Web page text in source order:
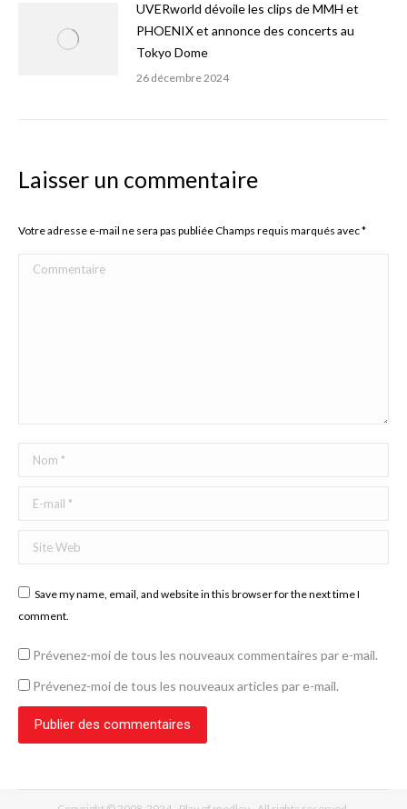
UVERworld dévoile les clips de MMH et
PHOENIX et annonce des concerts au
Tokyo Dome
26 décembre 2024
Laisser un commentaire
Votre adresse e-mail ne sera pas publiée Champs requis marqués avec*
Commentaire
Nom *
E-mail *
Site Web
Save my name, email, and website in this browser for the next time I
comment.
Prévenez-moi de tous les nouveaux commentaires par e-mail.
Prévenez-moi de tous les nouveaux articles par e-mail.
Publier des commentaires